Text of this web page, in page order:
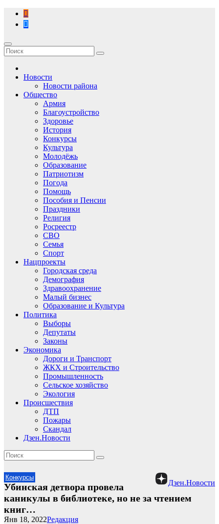
Перейти
содержимому
Новости
Новости района
Общество
Армия
Благоустройство
Здоровье
История
Конкурсы
Культура
Молодёжь
Образование
Патриотизм
Погода
Помощь
Пособия и Пенсии
Праздники
Религия
Росреестр
СВО
Семья
Спорт
Нацпроекты
Городская среда
Демография
Здравоохранение
Малый бизнес
Образование и Культура
Политика
Выборы
Депутаты
Законы
Экономика
Дороги и Транспорт
ЖКХ и Строительство
Промышленность
Сельское хозяйство
Экология
Происшествия
ДТП
Пожары
Скандал
Дзен.Новости
Конкурсы
Дзен.Новости
Убинская детвора провела
каникулы в библиотеке, но не за чтением
книг…
Редакция
Янв 18, 2022